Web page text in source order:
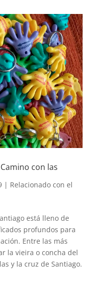
con las
| Relacionado con el
está lleno de
profundos para
Entre las más
la vieira o concha del
y la cruz de Santiago.